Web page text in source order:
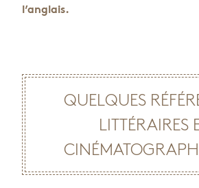
l’anglais.
QUELQUES
LITTÉRAIRES